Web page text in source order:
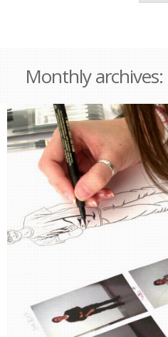
Monthly archives: